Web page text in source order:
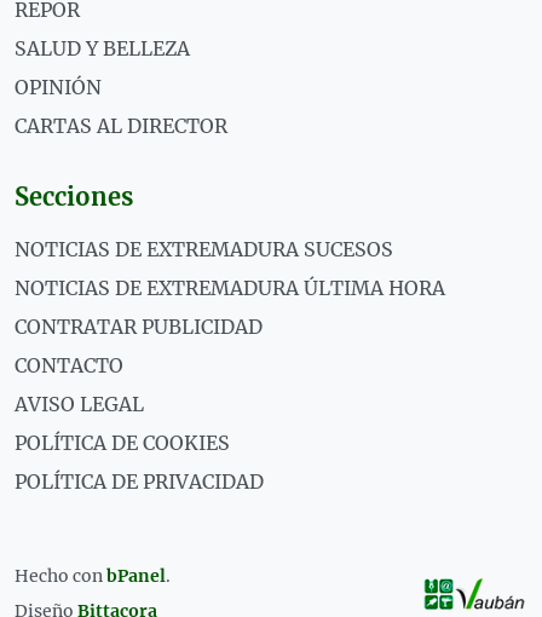
REPOR
SALUD Y BELLEZA
OPINIÓN
CARTAS AL DIRECTOR
Secciones
NOTICIAS DE EXTREMADURA SUCESOS
NOTICIAS DE EXTREMADURA ÚLTIMA HORA
CONTRATAR PUBLICIDAD
CONTACTO
AVISO LEGAL
POLÍTICA DE COOKIES
POLÍTICA DE PRIVACIDAD
Hecho conbPanel.
Diseño Bittacora